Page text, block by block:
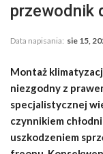
przewodnik
Data napisania: sie 15,
Montaż
niezgodny z
specjalistycznej
czynnikiem
uszkodzeniem